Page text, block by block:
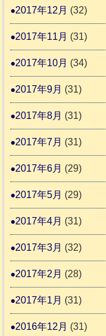
2017年12月 (32)
2017年11月 (31)
2017年10月 (34)
2017年9月 (31)
2017年8月 (31)
2017年7月 (31)
2017年6月 (29)
2017年5月 (29)
2017年4月 (31)
2017年3月 (32)
2017年2月 (28)
2017年1月 (31)
2016年12月 (31)